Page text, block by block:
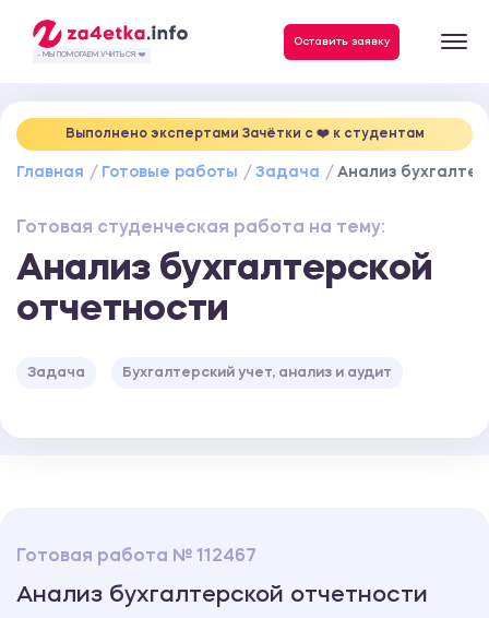
- МЫ ПОМОГАЕМ УЧИТЬСЯ ❤️
Оставить заявку
Выполнено экспертами Зачётки c ❤️ к студентам
Главная Готовые работы Задача Анализ
Готовая студенческая работа на тему:
Анализ бухгалтерской
отчетности
Задача Бухгалтерский учет, анализ и аудит
Готовая работа № 112467
Анализ бухгалтерской отчетности